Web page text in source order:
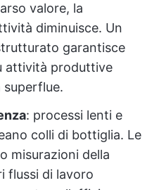
valore, la
diminuisce. Un
garantisce
attività produttive
: processi lenti e
colli di bottiglia. Le
misurazioni della
flussi di lavoro